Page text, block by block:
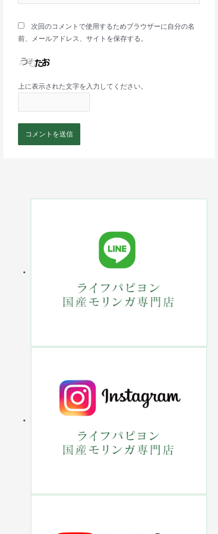
次回のコメントで使用するためブラウザーに自分の名
前、メールアドレス、サイトを保存する。
上に表示された文字を入力してください。